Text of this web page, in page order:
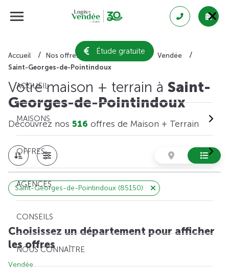
Étude gratuite
ACCUEIL
MAISONS
OFFRES
AGENCES
CONSEILS
NOUS CONNAÎTRE
Accueil Nos offres de maison + terrain
Vendée
Saint-Georges-de-Pointindoux
Votre maison + terrain à Saint-
Georges-de-Pointindoux
Découvrez nos 516 offres de Maison + Terrain
Saint-Georges-de-Pointindoux (85150)
Choisissez un département pour afficher
les offres
Vendée